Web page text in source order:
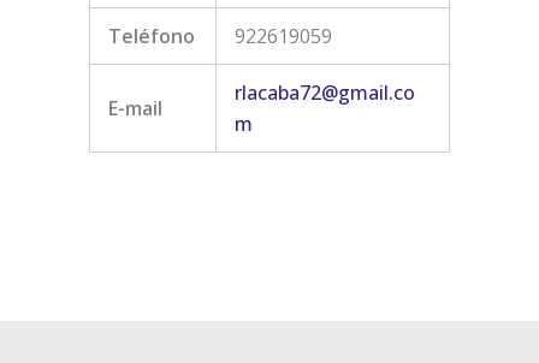
Teléfono 922619059
E-mail
rlacaba72@gmail.co
m